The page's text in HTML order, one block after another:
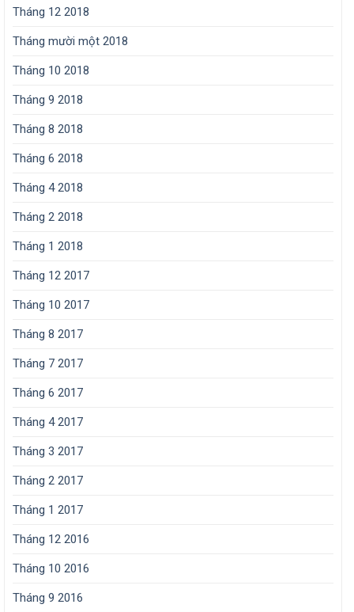
Tháng 12 2018
Tháng mười một 2018
Tháng 10 2018
Tháng 9 2018
Tháng 8 2018
Tháng 6 2018
Tháng 4 2018
Tháng 2 2018
Tháng 1 2018
Tháng 12 2017
Tháng 10 2017
Tháng 8 2017
Tháng 7 2017
Tháng 6 2017
Tháng 4 2017
Tháng 3 2017
Tháng 2 2017
Tháng 1 2017
Tháng 12 2016
Tháng 10 2016
Tháng 9 2016